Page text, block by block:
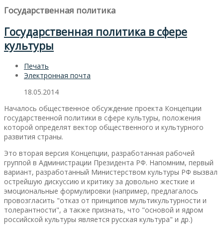
Государственная политика
Государственная политика в сфере
культуры
Печать
Электронная почта
18.05.2014
Началось общественное обсуждение проекта Концепции
государственной политики в сфере культуры, положения
которой определят вектор общественного и культурного
развития страны.
Это вторая версия Концепции, разработанная рабочей
группой в Администрации Президента РФ. Напомним, первый
вариант, разработанный Министерством культуры РФ вызвал
острейшую дискуссию и критику за довольно жесткие и
эмоциональные формулировки (например, предлагалось
провозгласить "отказ от принципов мультикультурности и
толерантности", а также признать, что "основой и ядром
российской культуры является русская культура" и др.)